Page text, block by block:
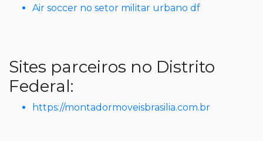
Air soccer no setor militar urbano df
Sites parceiros no Distrito
Federal:
https://montadormoveisbrasilia.com.br